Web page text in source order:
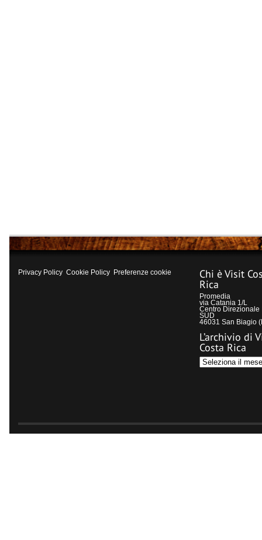
Privacy Policy Cookie Policy Preferenze cookie Chi è Visit
Rica
Promedia
via Catania 1/L
Centro Direzionale
SUD
46031 San Biagio
L’archivio di
Costa Rica
L’archivio
di